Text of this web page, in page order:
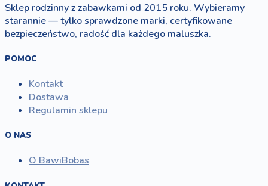
Sklep rodzinny z zabawkami od 2015 roku. Wybieramy
starannie — tylko sprawdzone marki, certyfikowane
bezpieczeństwo, radość dla każdego maluszka.
POMOC
Kontakt
Dostawa
Regulamin sklepu
O NAS
O BawiBobas